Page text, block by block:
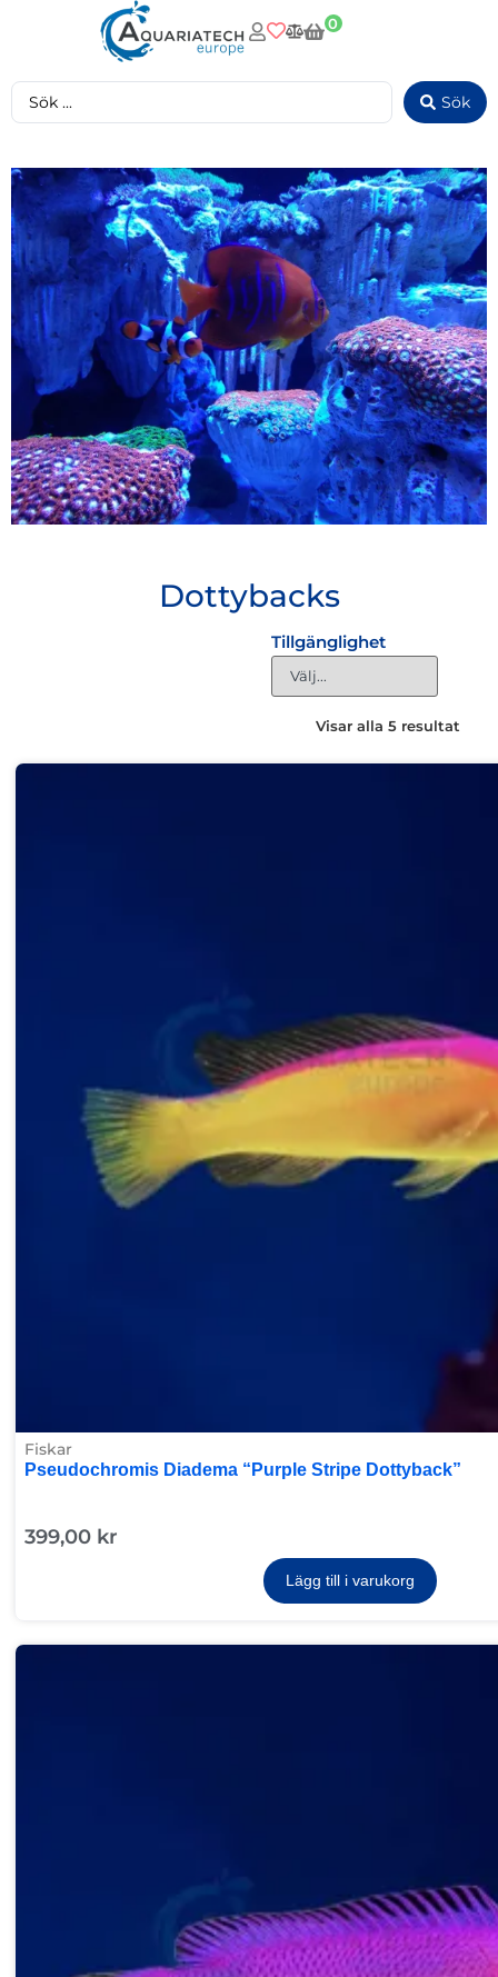
0
Sök
Dottybacks
Tillgänglighet
Visar alla 5 resultat
Pseudochromis Diadema “Purple Stripe Dottyback”
399,00 kr
Lägg till i varukorg
Fiskar